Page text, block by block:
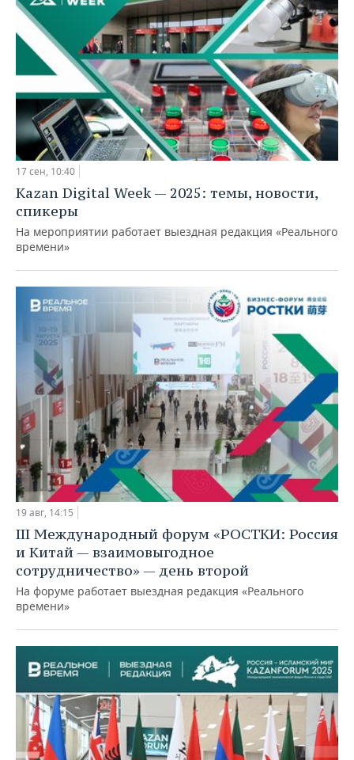
17 сен, 10:40
Kazan Digital Week — 2025: темы, новости,
спикеры
На мероприятии работает выездная редакция «Реального
времени»
19 авг, 14:15
III Международный форум «РОСТКИ: Россия
и Китай — взаимовыгодное
сотрудничество» — день второй
На форуме работает выездная редакция «Реального
времени»